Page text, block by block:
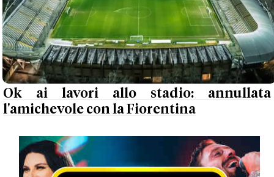
Ok ai lavori allo stadio: annullata
l'amichevole con la Fiorentina